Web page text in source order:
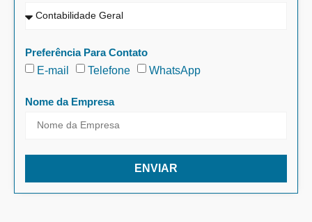
Preferência Para Contato
E-mail
Telefone WhatsApp
Nome da Empresa
ENVIAR